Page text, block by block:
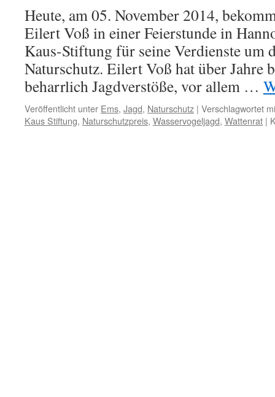
Heute, am 05. November 2014,
Eilert Voß in einer Feierstunde in
Kaus-Stiftung für seine Verdienste um
Naturschutz. Eilert Voß hat über Jahre
beharrlich Jagdverstöße, vor allem …
Veröffentlicht unter Ems, Jagd, Naturschutz | Verschlagwortet
Kaus Stiftung, Naturschutzpreis, Wasservogeljagd, Wattenrat |